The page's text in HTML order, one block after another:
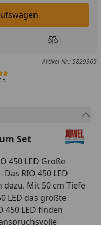
Einkaufswagen legen
hinzufügenProdukt
Artikel-Nr.: 5829965
5
Set
450 LED Große
RIO 450 LED
Mit 50 cm Tiefe
LED das größte
450 LED finden